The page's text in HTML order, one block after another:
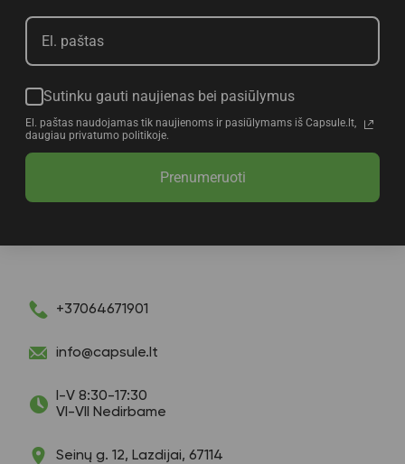
Sutinku gauti naujienas bei pasiūlymus
El. paštas naudojamas tik naujienoms ir pasiūlymams iš Capsule.lt,
daugiau privatumo politikoje.
Prenumeruoti
+37064671901
info@capsule.lt
I-V 8:30-17:30
VI-VII Nedirbame
Seinų g. 12, Lazdijai, 67114